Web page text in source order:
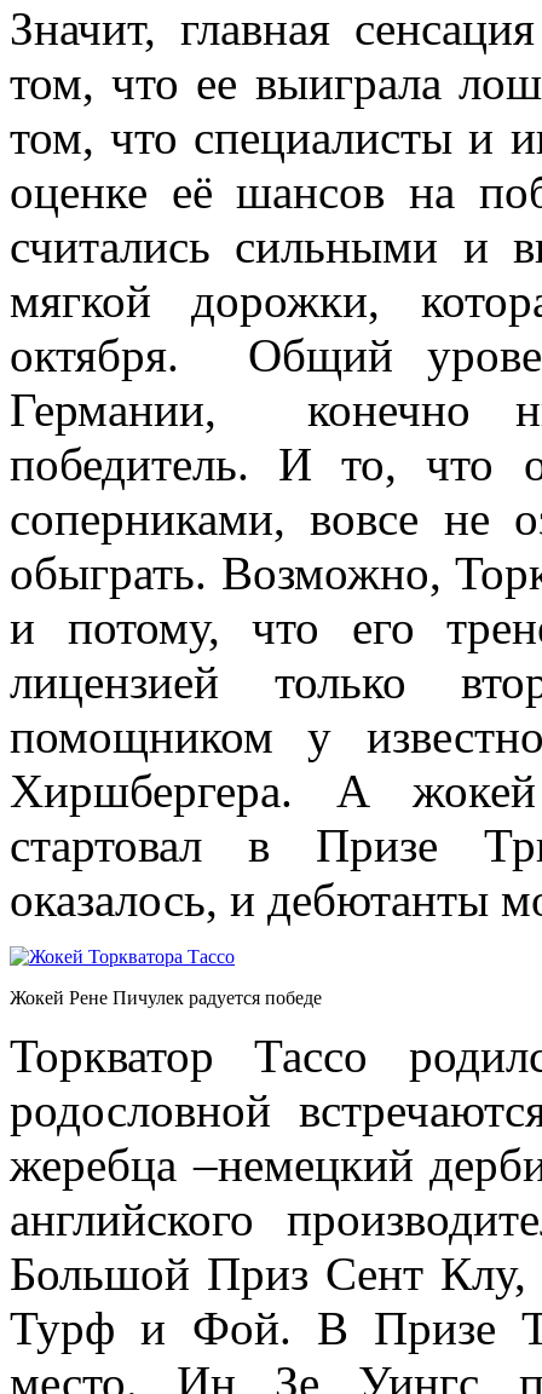
Значит, главная
том, что ее выиграла
том, что специалисты и
оценке её шансов на
считались сильными и
мягкой дорожки,
октября. Общий
Германии, конечно
победитель. И то, что
соперниками, вовсе не
обыграть. Возможно,
и потому, что его
лицензией только
помощником у
Хиршбергера. А
стартовал в Призе
оказалось, и дебютанты
Жокей Рене Пичулек радуется победе
Торкватор Тассо
родословной
жеребца –немецкий
английского
Большой Приз Сент
Турф и Фой. В Призе
место. Ин Зе Уингс